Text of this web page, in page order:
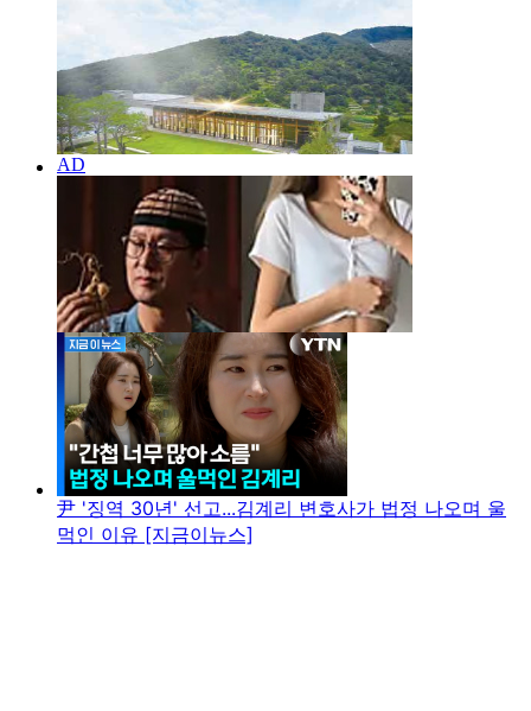
尹 '징역 30년' 선고...김계리 변호사가 법정 나오며 울
먹인 이유 [지금이뉴스]